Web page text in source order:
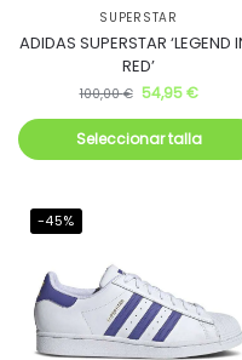
SUPERSTAR
ADIDAS SUPERSTAR ‘LEGEND
RED’
100,00€ 54,95€
Seleccionar talla
-45%